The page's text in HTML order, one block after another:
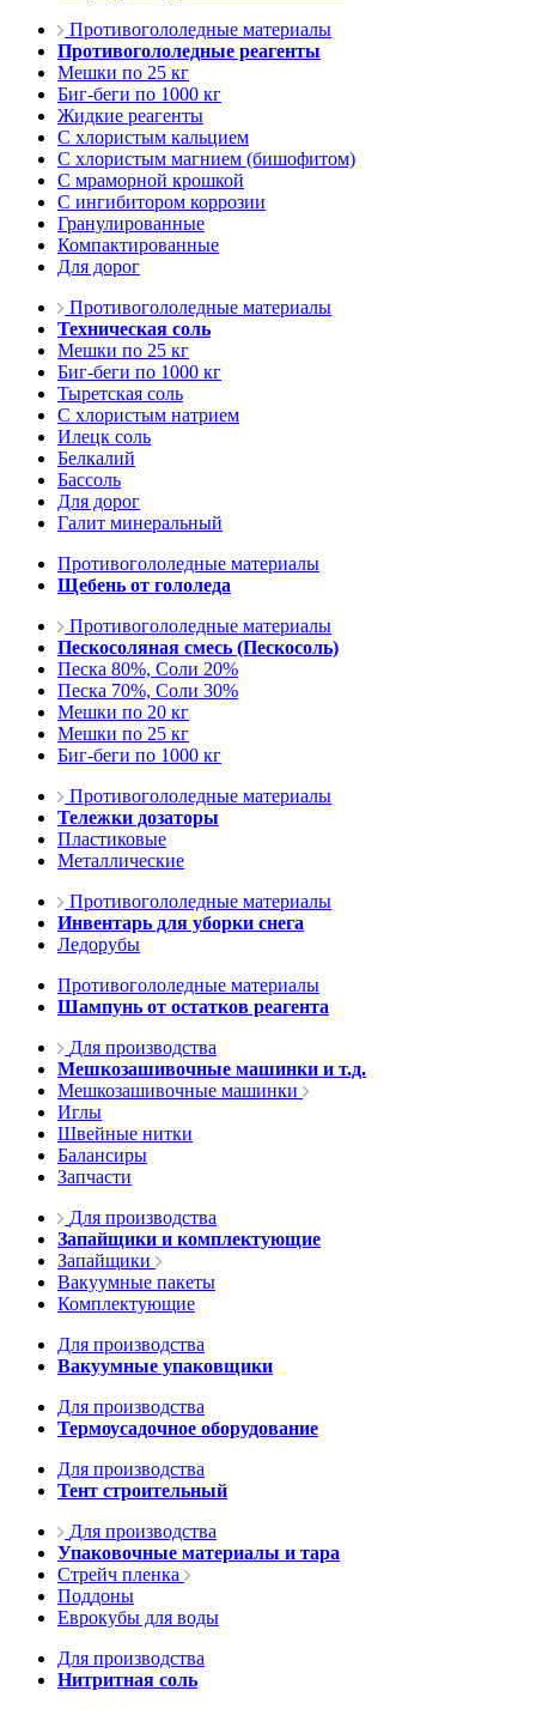
Противогололедные материалы
Противогололедные реагенты
Мешки по 25 кг
Биг-беги по 1000 кг
Жидкие реагенты
С хлористым кальцием
С хлористым магнием (бишофитом)
С мраморной крошкой
С ингибитором коррозии
Гранулированные
Компактированные
Для дорог
Противогололедные материалы
Техническая соль
Мешки по 25 кг
Биг-беги по 1000 кг
Тыретская соль
С хлористым натрием
Илецк соль
Белкалий
Бассоль
Для дорог
Галит минеральный
Противогололедные материалы
Щебень от гололеда
Противогололедные материалы
Пескосоляная смесь (Пескосоль)
Песка 80%, Соли 20%
Песка 70%, Соли 30%
Мешки по 20 кг
Мешки по 25 кг
Биг-беги по 1000 кг
Противогололедные материалы
Тележки дозаторы
Пластиковые
Металлические
Противогололедные материалы
Инвентарь для уборки снега
Ледорубы
Противогололедные материалы
Шампунь от остатков реагента
Для производства
Мешкозашивочные машинки и т.д.
Мешкозашивочные машинки
Иглы
Швейные нитки
Балансиры
Запчасти
Для производства
Запайщики и комплектующие
Запайщики
Вакуумные пакеты
Комплектующие
Для производства
Вакуумные упаковщики
Для производства
Термоусадочное оборудование
Для производства
Тент строительный
Для производства
Упаковочные материалы и тара
Стрейч пленка
Поддоны
Еврокубы для воды
Для производства
Нитритная соль